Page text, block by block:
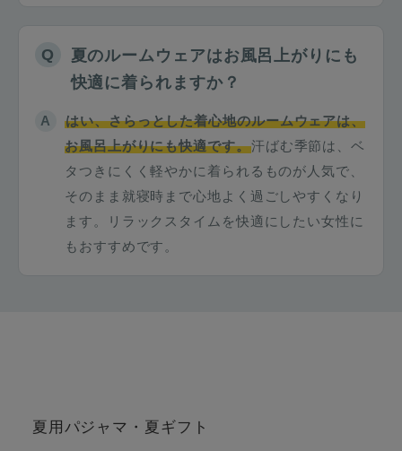
夏のルームウェアはお風呂上がりにも
快適に着られますか？
はい、さらっとした着心地のルームウェアは、
お風呂上がりにも快適です。汗ばむ季節は、ベ
タつきにくく軽やかに着られるものが人気で、
そのまま就寝時まで心地よく過ごしやすくなり
ます。リラックスタイムを快適にしたい女性に
もおすすめです。
夏用パジャマ・夏ギフト